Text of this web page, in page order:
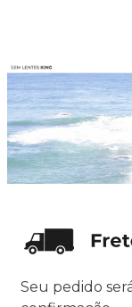
Seu pedido